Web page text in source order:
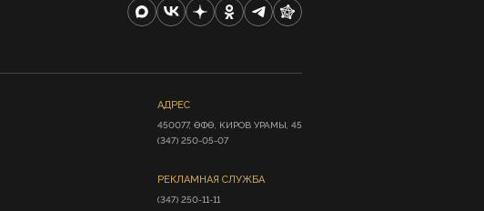
АДРЕС
450077, ӨФӨ, КИРОВ УРАМЫ, 45
(347) 250-05-07
РЕКЛАМНАЯ СЛУЖБА
(347) 250-11-11